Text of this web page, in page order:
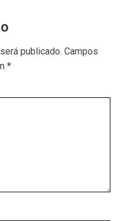
publicado. Campos
*